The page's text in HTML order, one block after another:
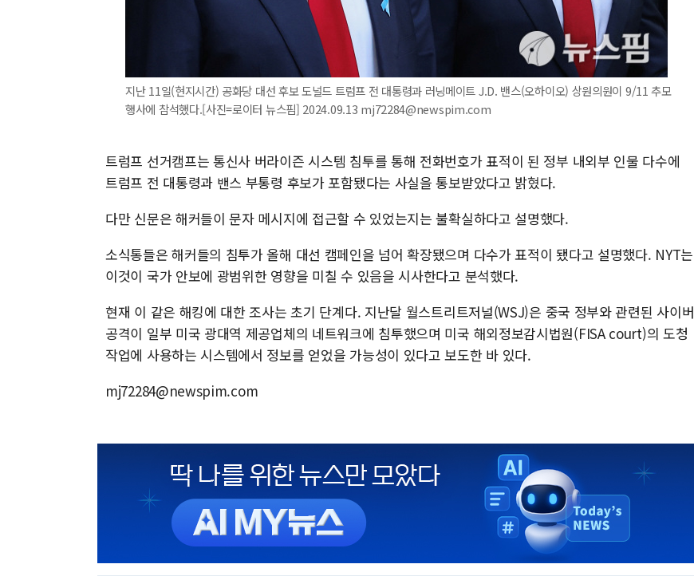
지난 11일(현지시간) 공화당 대선 후보 도널드 트럼프 전 대통령과 러닝메이트 J.D. 밴스(오하이오) 상원의원이 9/11 추모
행사에 참석했다.[사진=로이터 뉴스핌] 2024.09.13 mj72284@newspim.com
트럼프 선거캠프는 통신사 버라이즌 시스템 침투를 통해 전화번호가 표적이 된 정부 내외부 인물 다수에
트럼프 전 대통령과 밴스 부통령 후보가 포함됐다는 사실을 통보받았다고 밝혔다.
다만 신문은 해커들이 문자 메시지에 접근할 수 있었는지는 불확실하다고 설명했다.
소식통들은 해커들의 침투가 올해 대선 캠페인을 넘어 확장됐으며 다수가 표적이 됐다고 설명했다. NYT는
이것이 국가 안보에 광범위한 영향을 미칠 수 있음을 시사한다고 분석했다.
현재 이 같은 해킹에 대한 조사는 초기 단계다. 지난달 월스트리트저널(WSJ)은 중국 정부와 관련된 사이버
공격이 일부 미국 광대역 제공업체의 네트워크에 침투했으며 미국 해외정보감시법원(FISA court)의 도청
작업에 사용하는 시스템에서 정보를 얻었을 가능성이 있다고 보도한 바 있다.
mj72284@newspim.com